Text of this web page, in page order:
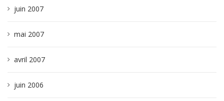
juin 2007
mai 2007
avril 2007
juin 2006